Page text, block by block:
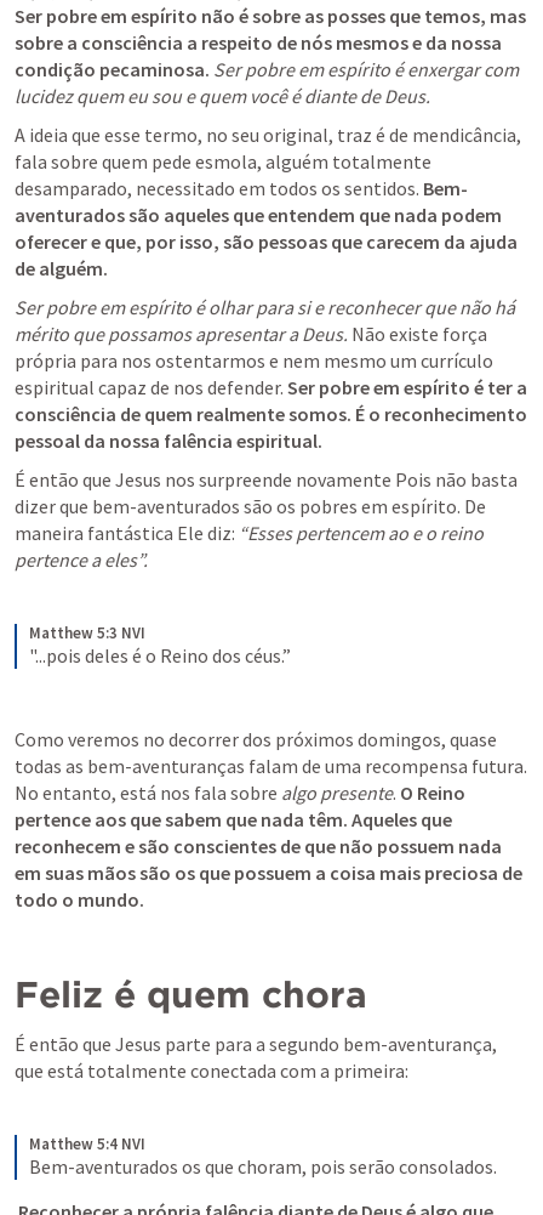
Ser pobre em espírito não é sobre as posses que temos, mas
sobre a consciência a respeito de nós mesmos e da nossa
condição pecaminosa. Ser pobre em espírito é enxergar com
lucidez quem eu sou e quem você é diante de Deus.
A ideia que esse termo, no seu original, traz é de mendicância,
fala sobre quem pede esmola, alguém totalmente
desamparado, necessitado em todos os sentidos. Bem-
aventurados são aqueles que entendem que nada podem
oferecer e que, por isso, são pessoas que carecem da ajuda
de alguém.
Ser pobre em espírito é olhar para si e reconhecer que não há
mérito que possamos apresentar a Deus. Não existe força
própria para nos ostentarmos e nem mesmo um currículo
espiritual capaz de nos defender. Ser pobre em espírito é ter a
consciência de quem realmente somos. É o reconhecimento
pessoal da nossa falência espiritual.
É então que Jesus nos surpreende novamente Pois não basta
dizer que bem-aventurados são os pobres em espírito. De
maneira fantástica Ele diz: “Esses pertencem ao e o reino
pertence a eles”.
Matthew 5:3 NVI
"...pois deles é o Reino dos céus.”
Como veremos no decorrer dos próximos domingos, quase
todas as bem-aventuranças falam de uma recompensa futura.
No entanto, está nos fala sobre algo presente. O Reino
pertence aos que sabem que nada têm. Aqueles que
reconhecem e são conscientes de que não possuem nada
em suas mãos são os que possuem a coisa mais preciosa de
todo o mundo.
Feliz é quem chora
É então que Jesus parte para a segundo bem-aventurança,
que está totalmente conectada com a primeira:
Matthew 5:4 NVI
Bem-aventurados os que choram, pois serão consolados.